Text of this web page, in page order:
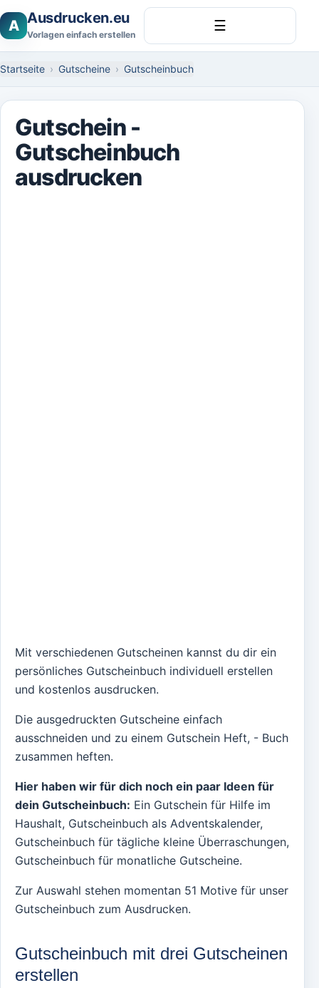
A Ausdrucken.eu
Vorlagen einfach erstellen
☰
Startseite Gutscheine Gutscheinbuch
Gutschein -
Gutscheinbuch
ausdrucken
Mit verschiedenen Gutscheinen kannst du dir ein
persönliches Gutscheinbuch individuell erstellen
und kostenlos ausdrucken.
Die ausgedruckten Gutscheine einfach
ausschneiden und zu einem Gutschein Heft, - Buch
zusammen heften.
Hier haben wir für dich noch ein paar Ideen für
dein Gutscheinbuch: Ein Gutschein für Hilfe im
Haushalt, Gutscheinbuch als Adventskalender,
Gutscheinbuch für tägliche kleine Überraschungen,
Gutscheinbuch für monatliche Gutscheine.
Zur Auswahl stehen momentan 51 Motive für unser
Gutscheinbuch zum Ausdrucken.
Gutscheinbuch mit drei Gutscheinen
erstellen